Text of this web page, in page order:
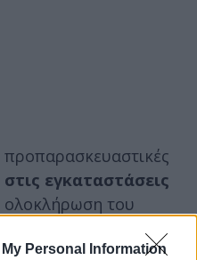
Personal Information
στις εγκαταστάσεις
ολοκλήρωση του
και η τοπική